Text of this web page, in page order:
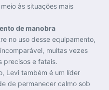
às situações mais
de manobra
no uso desse equipamento,
muitas vezes
precisos e fatais.
Levi também é um líder
de permanecer calmo sob